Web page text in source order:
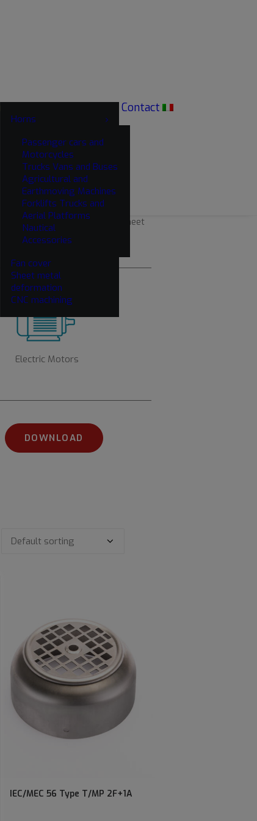
Horns
Passenger cars and
Motorcycles
Trucks Vans and Buses
Agricultural and
Earthmoving Machines
Forklifts Trucks and
Aerial Platforms
Nautical
Accessories
Fan cover
Sheet metal
deformation
CNC machining
Contact
DC04Raw sheet metal
DX54Hot-dip galvanised sheet
metal
Electric Motors
DOWNLOAD
IEC/MEC 56 Type T/MP 2F+1A